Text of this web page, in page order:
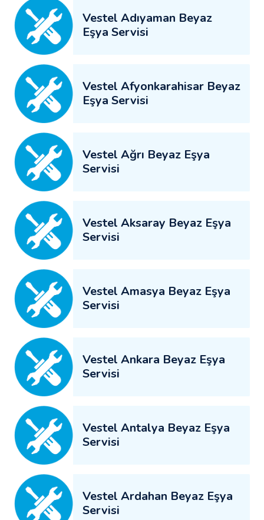
Vestel Adıyaman Beyaz
Eşya Servisi
Vestel Afyonkarahisar Beyaz
Eşya Servisi
Vestel Ağrı Beyaz Eşya
Servisi
Vestel Aksaray Beyaz Eşya
Servisi
Vestel Amasya Beyaz Eşya
Servisi
Vestel Ankara Beyaz Eşya
Servisi
Vestel Antalya Beyaz Eşya
Servisi
Vestel Ardahan Beyaz Eşya
Servisi